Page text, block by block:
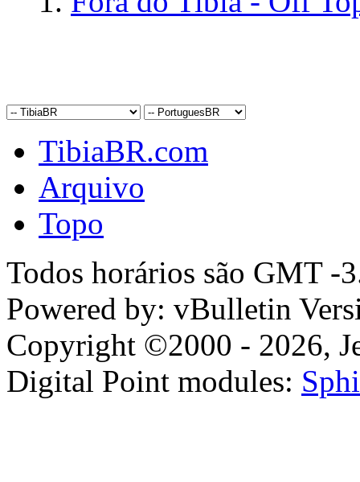
TibiaBR.com
Arquivo
Topo
Todos horários são GMT -
Powered by: vBulletin
Copyright ©2000 - 2026,
Digital Point modules: